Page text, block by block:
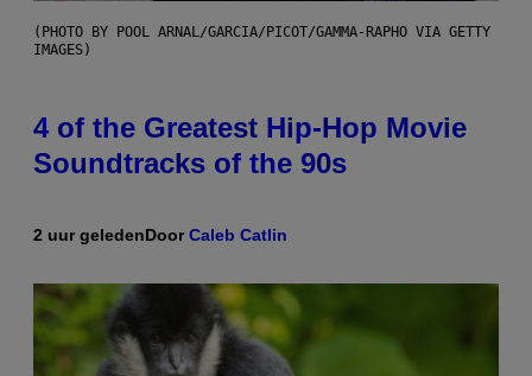
(PHOTO BY POOL ARNAL/GARCIA/PICOT/GAMMA-RAPHO VIA GETTY
IMAGES)
4 of the Greatest Hip-Hop Movie
Soundtracks of the 90s
2 uur geledenDoorCaleb Catlin